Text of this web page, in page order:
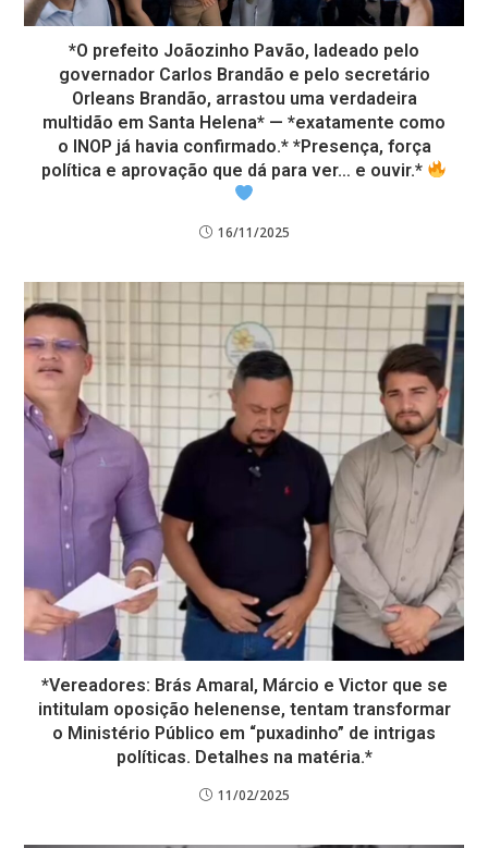
*O prefeito Joãozinho Pavão, ladeado pelo
governador Carlos Brandão e pelo secretário
Orleans Brandão, arrastou uma verdadeira
multidão em Santa Helena* — *exatamente como
o INOP já havia confirmado.* *Presença, força
política e aprovação que dá para ver… e ouvir.*
16/11/2025
*Vereadores: Brás Amaral, Márcio e Victor que se
intitulam oposição helenense, tentam transformar
o Ministério Público em “puxadinho” de intrigas
políticas. Detalhes na matéria.*
11/02/2025